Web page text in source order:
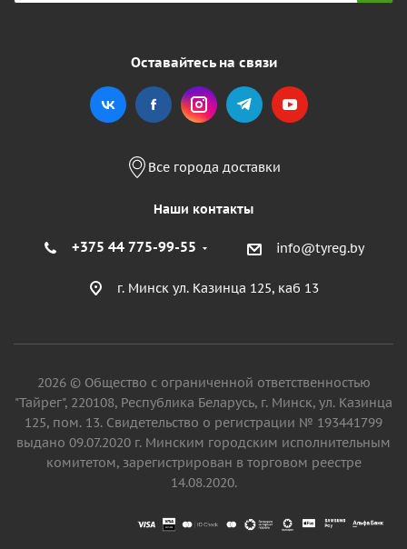
Оставайтесь на связи
Все города доставки
Наши контакты
+375 44 775-99-55 info@tyreg.by
г. Минск ул. Казинца 125, каб 13
2026 © Общество с ограниченной ответственностью
"Тайрег", 220108, Республика Беларусь, г. Минск, ул. Казинца
125, пом. 13. Свидетельство о регистрации № 193441799
выдано 09.07.2020 г. Минским городским исполнительным
комитетом, зарегистрирован в торговом реестре
14.08.2020.